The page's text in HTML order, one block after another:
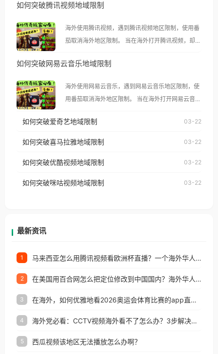
如何突破腾讯视频地域限制
海外使用腾讯视频，遇到腾讯视频地区限制，使用番
茄取消海外地区限制。 当在海外打开腾讯视频，却突
示语。 海外用户如香港、澳门、台湾、美国、加拿
像其他音乐平台一样，出现地区及版权限制问题，且
仅能在中国大陆地区播放。 遇到这个问题的朋友们，
使用番茄回国加速器，即可解决「海外用户收听腾讯
台湾、美国、加拿大、澳大利亚、欧洲等国家和地区
权限制所困扰。
如何突破网易云音乐地域限制
海外使用网易云音乐，遇到网易云音乐地区限制，使
用番茄取消海外地区限制。 当在海外打开网易云音
播放”的提示语。 海外用户如香港、澳门、台湾、美
国、加拿大、澳大利亚、欧洲等国家和地区时，网易
制问题，且仅能在中国大陆地区播放。 遇到这个问题
户收听网易云音乐地区版权限制」的问题，无论人在
如何突破爱奇艺地域限制 03-22
如何突破喜马拉雅地域限制 03-22
如何突破优酷视频地域限制 03-22
如何突破咪咕视频地域限制 03-22
最新资讯
1 马来西亚怎么用腾讯视频看欧洲杯直播？一个海外华人的真实困扰与破解
2 在美国用百合网怎么把定位修改到中国国内？海外华人必备的回国加速指南
3 在海外，如何优雅地看2026奥运会体育比赛的app直播？
4 海外党必看：CCTV视频海外看不了怎么办？3步解决地区限制+追剧自由
5 西瓜视频该地区无法播放怎么办啊？